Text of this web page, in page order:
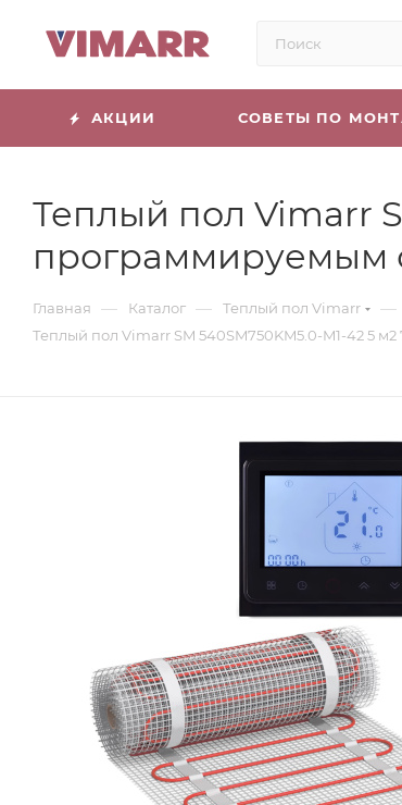
АКЦИИ СОВЕТЫ ПО
Теплый пол Vimarr
программируемым
Главная — Каталог — Теплый пол Vimarr —
Теплый пол Vimarr SM 540SM750KM5.0-M1-42 5